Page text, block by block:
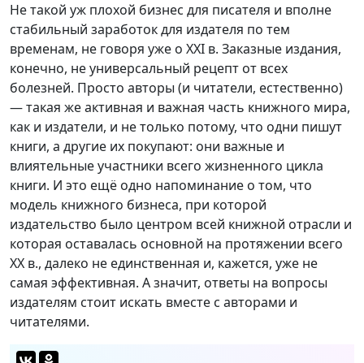
Не такой уж плохой бизнес для писателя и вполне
стабильный заработок для издателя по тем
временам, не говоря уже о XXI в. Заказные издания,
конечно, не универсальный рецепт от всех
болезней. Просто авторы (и читатели, естественно)
— такая же активная и важная часть книжного мира,
как и издатели, и не только потому, что одни пишут
книги, а другие их покупают: они важные и
влиятельные участники всего жизненного цикла
книги. И это ещё одно напоминание о том, что
модель книжного бизнеса, при которой
издательство было центром всей книжной отрасли и
которая оставалась основной на протяжении всего
XX в., далеко не единственная и, кажется, уже не
самая эффективная. А значит, ответы на вопросы
издателям стоит искать вместе с авторами и
читателями.